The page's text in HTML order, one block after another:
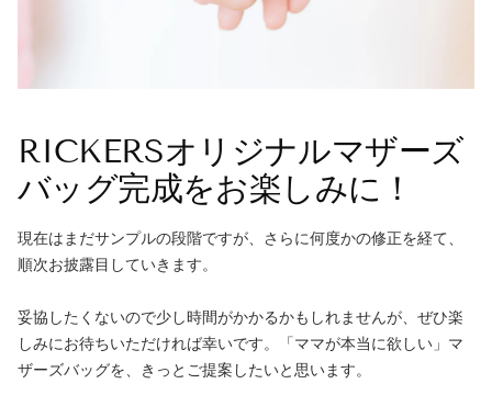
RICKERSオリジナルマザーズ
バッグ完成をお楽しみに！
現在はまだサンプルの段階ですが、さらに何度かの修正を経て、
順次お披露目していきます。
妥協したくないので少し時間がかかるかもしれませんが、ぜひ楽
しみにお待ちいただければ幸いです。「ママが本当に欲しい」マ
ザーズバッグを、きっとご提案したいと思います。